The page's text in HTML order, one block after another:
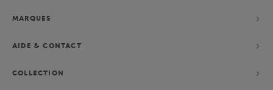
MARQUES
AIDE & CONTACT
COLLECTION